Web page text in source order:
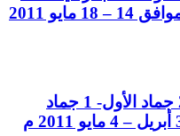
15 جماد الثاني 1432 ه، الموافق 14 – 18 مايو 2011
■ ■ تصميم ثلاثي الابعاد 26 جماد الأول- 1 جماد